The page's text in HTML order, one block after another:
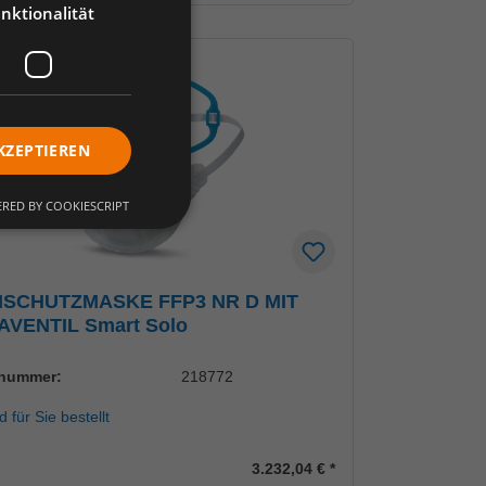
FFP3 NR D MIT
Smart Solo
218772
für Sie bestellt
3.232,04 €*
BY COOKIESCRIPT